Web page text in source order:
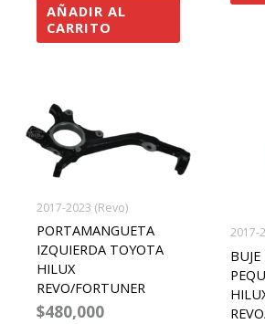
AÑADIR AL
CARRITO
2017-2023 (Revo)
PORTAMANGUETA
IZQUIERDA TOYOTA
HILUX
REVO/FORTUNER
$480,000
2017-
BUJE